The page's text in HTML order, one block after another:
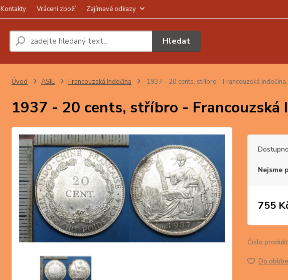
Kontakty Vrácení zboží Zajímavé odkazy
Hledat
Úvod ASIE Francouzská Indočína 1937 - 20 cents, stříbro - Francouzská
1937 - 20 cents, stříbro - Francouzská
Nejsme
755
Číslo
Do